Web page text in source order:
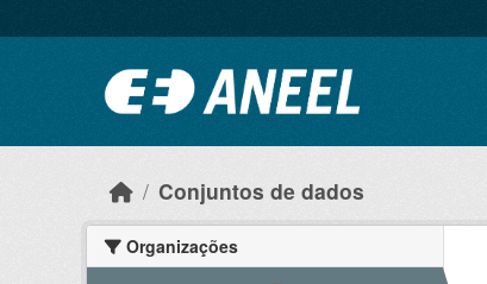
Conjuntos de dados
Organizações